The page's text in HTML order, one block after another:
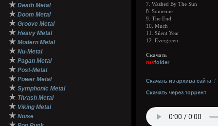
★ Death Metal
★ Doom Metal
★ Groove Metal
★ Heavy Metal
★ Modern Metal
★ Nu-Metal
★ Pagan Metal
★ Post-Metal
★ Power Metal
★ Symphonic Metal
★ Thrash Metal
★ Viking Metal
★ Noise
7. Washed By The Sun
8. Someone
9. The End
10. Much
11. Silent Year
12. Evergreen
Скачать
rusfolder
Скачать из архива сайта /
Скачать через торрент